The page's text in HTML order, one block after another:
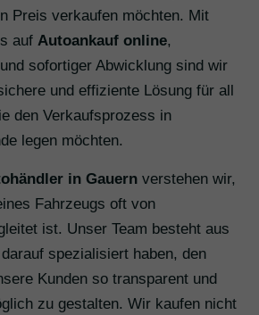
Preis verkaufen möchten. Mit
auf Autoankauf online,
sofortiger Abwicklung sind wir
und effiziente Lösung für all
den Verkaufsprozess in
legen möchten.
in Gauern verstehen wir,
Fahrzeugs oft von
ist. Unser Team besteht aus
spezialisiert haben, den
Kunden so transparent und
zu gestalten. Wir kaufen nicht